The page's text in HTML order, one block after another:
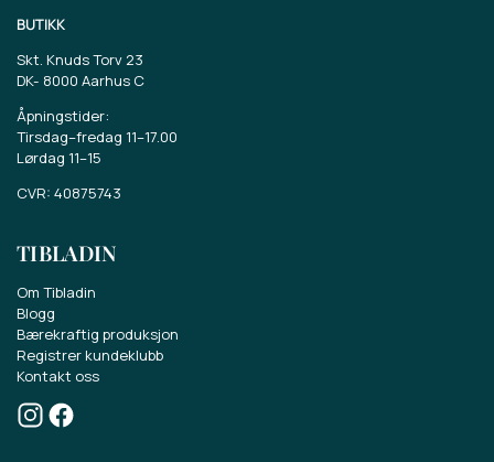
BUTIKK
Skt. Knuds Torv 23
DK- 8000 Aarhus C
Åpningstider:
Tirsdag–fredag 11–17.00
Lørdag 11–15
CVR: 40875743
TIBLADIN
Om Tibladin
Blogg
Bærekraftig produksjon
Registrer kundeklubb
Kontakt oss